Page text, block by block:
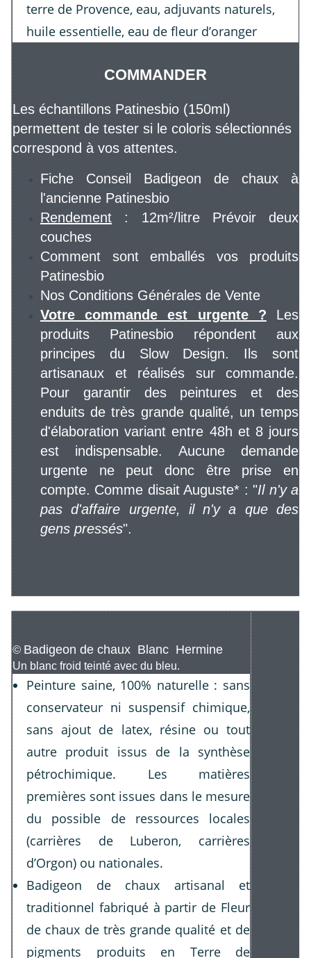
terre de Provence, eau, adjuvants naturels,
huile essentielle, eau de fleur d’oranger
COMMANDER
Les échantillons Patinesbio (150ml)
permettent de tester si le coloris sélectionnés
correspond à vos attentes.
Fiche Conseil Badigeon de chaux à
l'ancienne Patinesbio
Rendement : 12m²/litre Prévoir deux
couches
Comment sont emballés vos produits
Patinesbio
Nos Conditions Générales de Vente
Votre commande est urgente ? Les
produits Patinesbio répondent aux
principes du Slow Design. Ils sont
artisanaux et réalisés sur commande.
Pour garantir des peintures et des
enduits de très grande qualité, un temps
d'élaboration variant entre 48h et 8 jours
est indispensable. Aucune demande
urgente ne peut donc être prise en
compte. Comme disait Auguste* : "Il n'y a
pas d'affaire urgente, il n'y a que des
gens pressés".
© Badigeon de chaux Blanc Hermine
Un blanc froid teinté avec du bleu.
Peinture saine, 100% naturelle : sans
conservateur ni suspensif chimique,
sans ajout de latex, résine ou tout
autre produit issus de la synthèse
pétrochimique. Les matières
premières sont issues dans le mesure
du possible de ressources locales
(carrières de Luberon, carrières
d’Orgon) ou nationales.
Badigeon de chaux artisanal et
traditionnel fabriqué à partir de Fleur
de chaux de très grande qualité et de
pigments produits en Terre de